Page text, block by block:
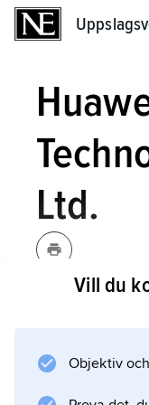
Ltd.
Huawei
kinesiskt
bland annat
Vill du
Objektiv